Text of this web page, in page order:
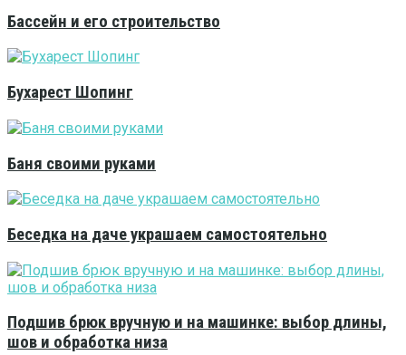
Бассейн и его строительство
Бухарест Шопинг
Баня своими руками
Беседка на даче украшаем самостоятельно
Подшив брюк вручную и на машинке: выбор длины,
шов и обработка низа